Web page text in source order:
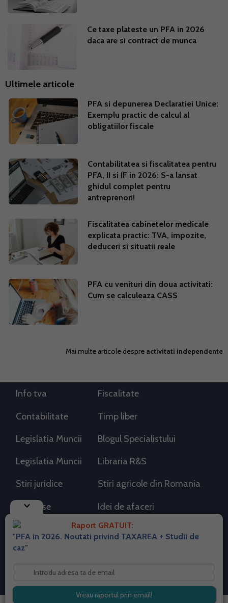
Ce taxe plateste un PFA in 2026
daca are si contract de munca
Ultimele articole
PFA si depunerea Declaratiei Unice:
Exemplu practic de calcul al
obligatiilor fiscale
Contabilitatea si fiscalitatea pentru
PFA, II si IF in 2026: S-a lansat
ghidul complet pentru
antreprenori!
Fiscalitatea cabinetelor medicale
explicata practic: TVA, impozite,
deduceri si situatii reale
PFA cu venituri din doua activitati:
Cum se calculeaza CASS
Mai multe articole despre activitati independente
keyboard_arrow_down
Raport GRATUIT:
"PFA in 2026. Noutati privind TAXAREA + Studii de
caz"
Info tva Fiscalitate
Contabilitate Timp liber
Legislatia Muncii Blogul Specialistului
Legislatia Muncii Libraria R&S
Stiri juridice Stiri agricole din Romania
AdSense Idei de afaceri
RSS Flux RSS 2.0
Despre cookies
Termeni si conditii
Contact